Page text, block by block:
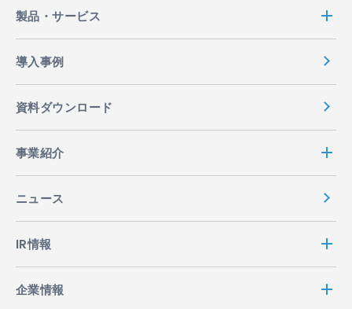
製品・サービス
導入事例
資料ダウンロード
事業紹介
ニュース
IR情報
企業情報